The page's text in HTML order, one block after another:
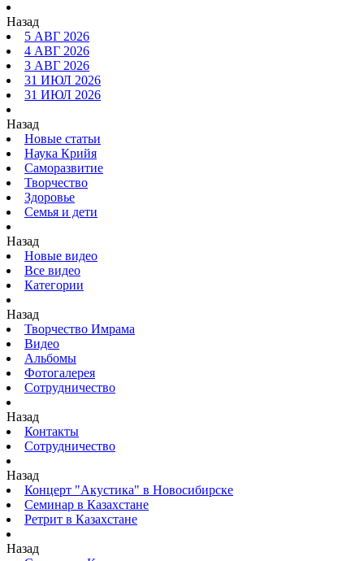
Назад
5 АВГ 2026
4 АВГ 2026
3 АВГ 2026
31 ИЮЛ 2026
31 ИЮЛ 2026
Назад
Новые статьи
Наука Крийя
Саморазвитие
Творчество
Здоровье
Семья и дети
Назад
Новые видео
Все видео
Категории
Назад
Творчество Имрама
Видео
Альбомы
Фотогалерея
Сотрудничество
Назад
Контакты
Сотрудничество
Назад
Концерт "Акустика" в Новосибирске
Семинар в Казахстане
Ретрит в Казахстане
Назад